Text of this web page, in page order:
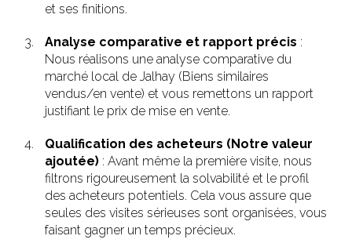
et ses finitions.
Analyse comparative et rapport précis :
Nous réalisons une analyse comparative du
marché local de Jalhay (Biens similaires
vendus/en vente) et vous remettons un rapport
justifiant le prix de mise en vente.
Qualification des acheteurs (Notre valeur
ajoutée): Avant même la première visite, nous
filtrons rigoureusement la solvabilité et le profil
des acheteurs potentiels. Cela vous assure que
seules des visites sérieuses sont organisées, vous
faisant gagner un temps précieux.